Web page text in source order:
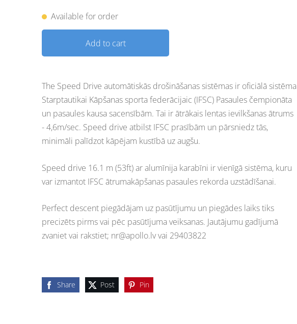
Available for order
Add to cart
The Speed Drive automātiskās drošināšanas sistēmas ir oficiālā sistēma
Starptautikai Kāpšanas sporta federācijaic (IFSC) Pasaules čempionāta
un pasaules kausa sacensībām. Tai ir ātrākais lentas ievilkšanas ātrums
- 4,6m/sec. Speed drive atbilst IFSC prasībām un pārsniedz tās,
minimāli palīdzot kāpējam kustībā uz augšu.
Speed drive 16.1 m (53ft) ar alumīnija karabīni ir vienīgā sistēma, kuru
var izmantot IFSC ātrumakāpšanas pasaules rekorda uzstādīšanai.
Perfect descent piegādājam uz pasūtījumu un piegādes laiks tiks
precizēts pirms vai pēc pasūtījuma veiksanas. Jautājumu gadījumā
zvaniet vai rakstiet; nr@apollo.lvvai 29403822
Share Post Pin